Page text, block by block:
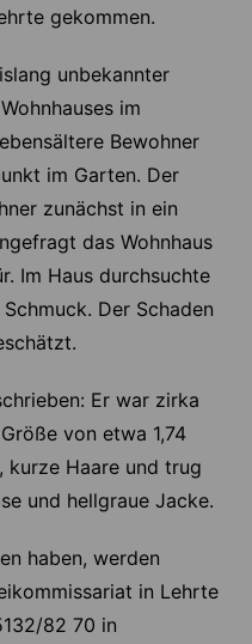
gekommen.
unbekannter
im
Bewohner
im Garten. Der
zunächst in ein
das Wohnhaus
Im Haus durchsuchte
Der Schaden
Er war zirka
von etwa 1,74
kurze Haare und trug
und hellgraue Jacke.
haben, werden
in Lehrte
82 70 in